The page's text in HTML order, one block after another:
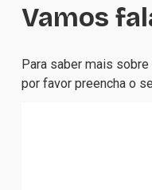
Vamos
Para saber mais
por favor preencha o